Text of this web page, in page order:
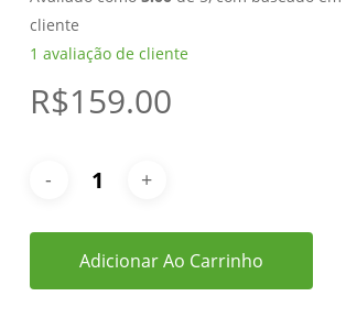
cliente
1 avaliação de cliente
R$159.00
Adicionar Ao Carrinho